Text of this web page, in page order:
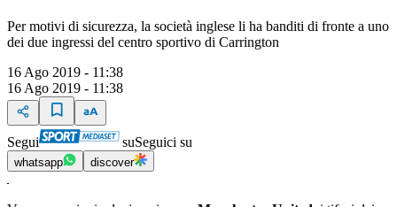
Per motivi di sicurezza, la società inglese li ha banditi di fronte a uno
dei due ingressi del centro sportivo di Carrington
16 Ago 2019 - 11:38
16 Ago 2019 - 11:38
Segui suSeguici su
whatsapp discover